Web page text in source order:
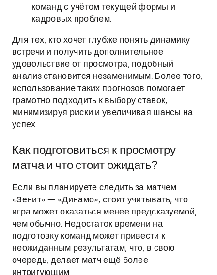
команд с учётом текущей формы и
кадровых проблем.
Для тех, кто хочет глубже понять динамику
встречи и получить дополнительное
удовольствие от просмотра, подобный
анализ становится незаменимым. Более того,
использование таких прогнозов помогает
грамотно подходить к выбору ставок,
минимизируя риски и увеличивая шансы на
успех.
Как подготовиться к просмотру
матча и что стоит ожидать?
Если вы планируете следить за матчем
«Зенит» — «Динамо», стоит учитывать, что
игра может оказаться менее предсказуемой,
чем обычно. Недостаток времени на
подготовку команд может привести к
неожиданным результатам, что, в свою
очередь, делает матч ещё более
интригующим.